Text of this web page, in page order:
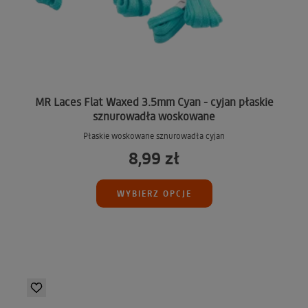
MR Laces Flat Waxed 3.5mm Cyan - cyjan płaskie
sznurowadła woskowane
Płaskie woskowane sznurowadła cyjan
8,99 zł
WYBIERZ OPCJE